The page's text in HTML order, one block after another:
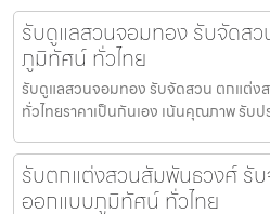
รับดูแลสวนจอมทอง รับจัดส
ภูมิทัศน์ ทั่วไทย
รับดูแลสวนจอมทอง รับจัดสวน ตกแต่
ทั่วไทยราคาเป็นกันเอง เน้นคุณภาพ รับ
รับตกแต่งสวนสัมพันธวงศ์ รั
ออกแบบภูมิทัศน์ ทั่วไทย